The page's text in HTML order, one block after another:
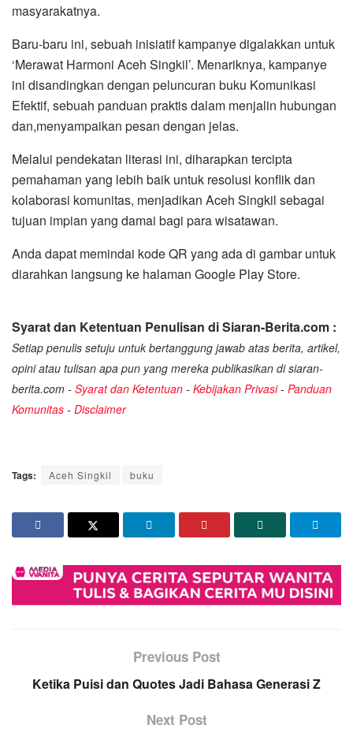
masyarakatnya.
Baru-baru ini, sebuah inisiatif kampanye digalakkan untuk
‘Merawat Harmoni Aceh Singkil’. Menariknya, kampanye
ini disandingkan dengan peluncuran buku Komunikasi
Efektif, sebuah panduan praktis dalam menjalin hubungan
dan,menyampaikan pesan dengan jelas.
Melalui pendekatan literasi ini, diharapkan tercipta
pemahaman yang lebih baik untuk resolusi konflik dan
kolaborasi komunitas, menjadikan Aceh Singkil sebagai
tujuan impian yang damai bagi para wisatawan.
Anda dapat memindai kode QR yang ada di gambar untuk
diarahkan langsung ke halaman Google Play Store.
Syarat dan Ketentuan Penulisan di Siaran-Berita.com :
Setiap penulis setuju untuk bertanggung jawab atas berita, artikel,
opini atau tulisan apa pun yang mereka publikasikan di siaran-
berita.com - Syarat dan Ketentuan - Kebijakan Privasi- Panduan
Komunitas - Disclaimer
Tags: Aceh Singkil buku
Previous Post
Ketika Puisi dan Quotes Jadi Bahasa Generasi Z
Next Post